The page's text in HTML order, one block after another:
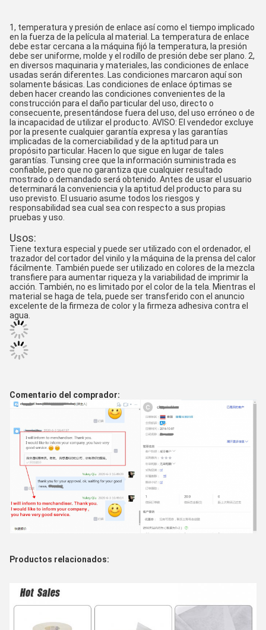
1, temperatura y presión de enlace así como el tiempo implicado
en la fuerza de la película al material. La temperatura de enlace
debe estar cercana a la máquina fijó la temperatura, la presión
debe ser uniforme, molde y el rodillo de presión debe ser plano. 2,
en diversos maquinaria y materiales, las condiciones de enlace
usadas serán diferentes. Las condiciones marcaron aquí son
solamente básicas. Las condiciones de enlace óptimas se
deben hacer creando las condiciones convenientes de la
construcción para el daño particular del uso, directo o
consecuente, presentándose fuera del uso, del uso erróneo o de
la incapacidad de utilizar el producto. AVISO: El vendedor excluye
por la presente cualquier garantía expresa y las garantías
implicadas de la comerciabilidad y de la aptitud para un
propósito particular. Hacen lo que sigue en lugar de tales
garantías. Tunsing cree que la información suministrada es
confiable, pero que no garantiza que cualquier resultado
mostrado o demandado será obtenido. Antes de usar el usuario
determinará la conveniencia y la aptitud del producto para su
uso previsto. El usuario asume todos los riesgos y
responsabilidad sea cual sea con respecto a sus propias
pruebas y uso.
Usos:
Tiene textura especial y puede ser utilizado con el ordenador, el
trazador del cortador del vinilo y la máquina de la prensa del calor
fácilmente. También puede ser utilizado en colores de la mezcla
transfiere para aumentar riqueza y la variabilidad de imprimir la
acción. También, no es limitado por el color de la tela. Mientras el
material se haga de tela, puede ser transferido con el anuncio
excelente de la firmeza de color y la firmeza adhesiva contra el
agua.
Comentario del comprador:
Productos relacionados: